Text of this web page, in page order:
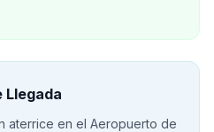
Llegada
aterrice en el Aeropuerto de